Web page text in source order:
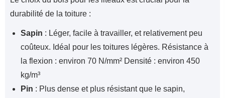
durabilité de la toiture :
Sapin : Léger, facile à travailler, et relativement peu
coûteux. Idéal pour les toitures légères. Résistance à
la flexion : environ 70 N/mm² Densité : environ 450
kg/m³
Pin : Plus dense et plus résistant que le sapin,